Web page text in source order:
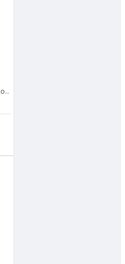
Kenmaster DX404 Stop Kontak 4 lobang F1-44 Dengan Proteksi Overheat